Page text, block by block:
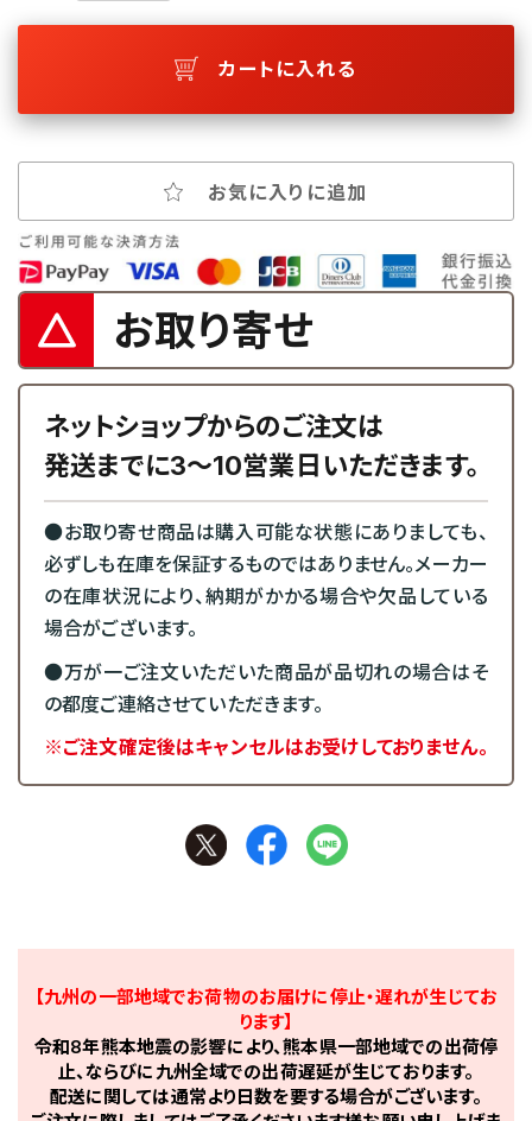
カートに入れる
お気に入りに追加
お取り寄せ
ネットショップからのご注文は
発送までに3～10営業日いただきます。
●お取り寄せ商品は購入可能な状態にありましても、
必ずしも在庫を保証するものではありません。メーカー
の在庫状況により、納期がかかる場合や欠品している
場合がございます。
●万が一ご注文いただいた商品が品切れの場合はそ
の都度ご連絡させていただきます。
※ご注文確定後はキャンセルはお受けしておりません。
【九州の一部地域でお荷物のお届けに停止・遅れが生じてお
ります】
令和8年熊本地震の影響により、熊本県一部地域での出荷停
止、ならびに九州全域での出荷遅延が生じております。
配送に関しては通常より日数を要する場合がございます。